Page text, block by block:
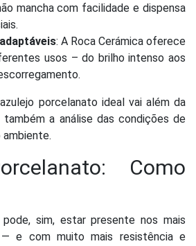
mancha com facilidade e dispensa
: A Roca Cerámica oferece
usos – do brilho intenso aos
porcelanato ideal vai além da
a análise das condições de
Como
sim, estar presente nos mais
— e com muito mais resistência e